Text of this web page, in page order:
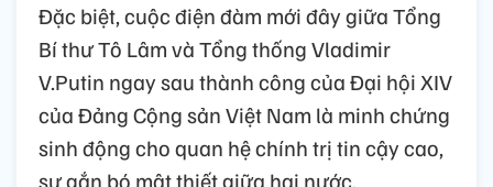
Đặc biệt, cuộc điện đàm mới đây giữa Tổng
Bí thư Tô Lâm và Tổng thống Vladimir
V.Putin ngay sau thành công của Đại hội XIV
của Đảng Cộng sản Việt Nam là minh chứng
sinh động cho quan hệ chính trị tin cậy cao,
sự gắn bó mật thiết giữa hai nước.